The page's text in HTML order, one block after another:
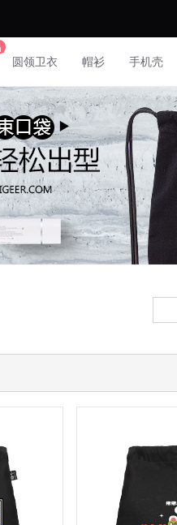
圆领卫衣 帽衫 手机壳